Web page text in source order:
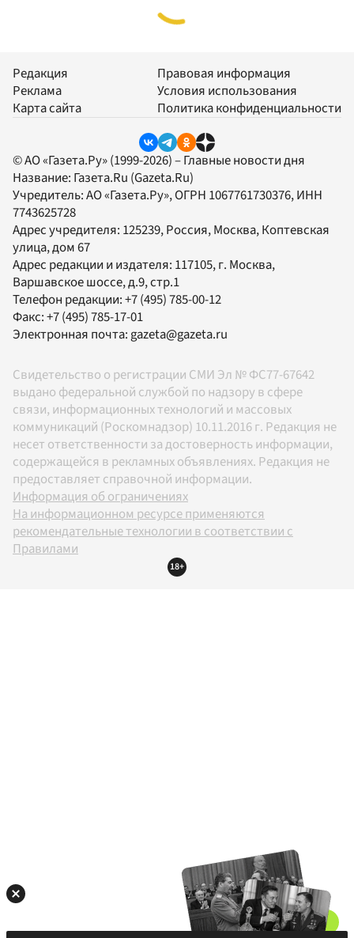
Редакция
Реклама
Карта сайта
Правовая информация
Условия использования
Политика конфиденциальности
© АО «Газета.Ру» (1999-2026) – Главные новости дня
Название: Газета.Ru (Gazeta.Ru)
Учредитель:АО «Газета.Ру», ОГРН 1067761730376, ИНН
7743625728
Адрес учредителя: 125239, Россия, Москва, Коптевская
улица, дом 67
Адрес редакции и издателя: 117105, г. Москва,
Варшавское шоссе, д.9, стр.1
Телефон редакции:+7 (495) 785-00-12
Факс:+7 (495) 785-17-01
Электронная почта:gazeta@gazeta.ru
Свидетельство о регистрации СМИ Эл № ФС77-67642
выдано федеральной службой по надзору в сфере
связи, информационных технологий и массовых
коммуникаций (Роскомнадзор) 10.11.2016 г. Редакция не
несет ответственности за достоверность информации,
содержащейся в рекламных объявлениях. Редакция не
предоставляет справочной информации.
Информация об ограничениях
На информационном ресурсе применяются
рекомендательные технологии в соответствии с
Правилами
18+